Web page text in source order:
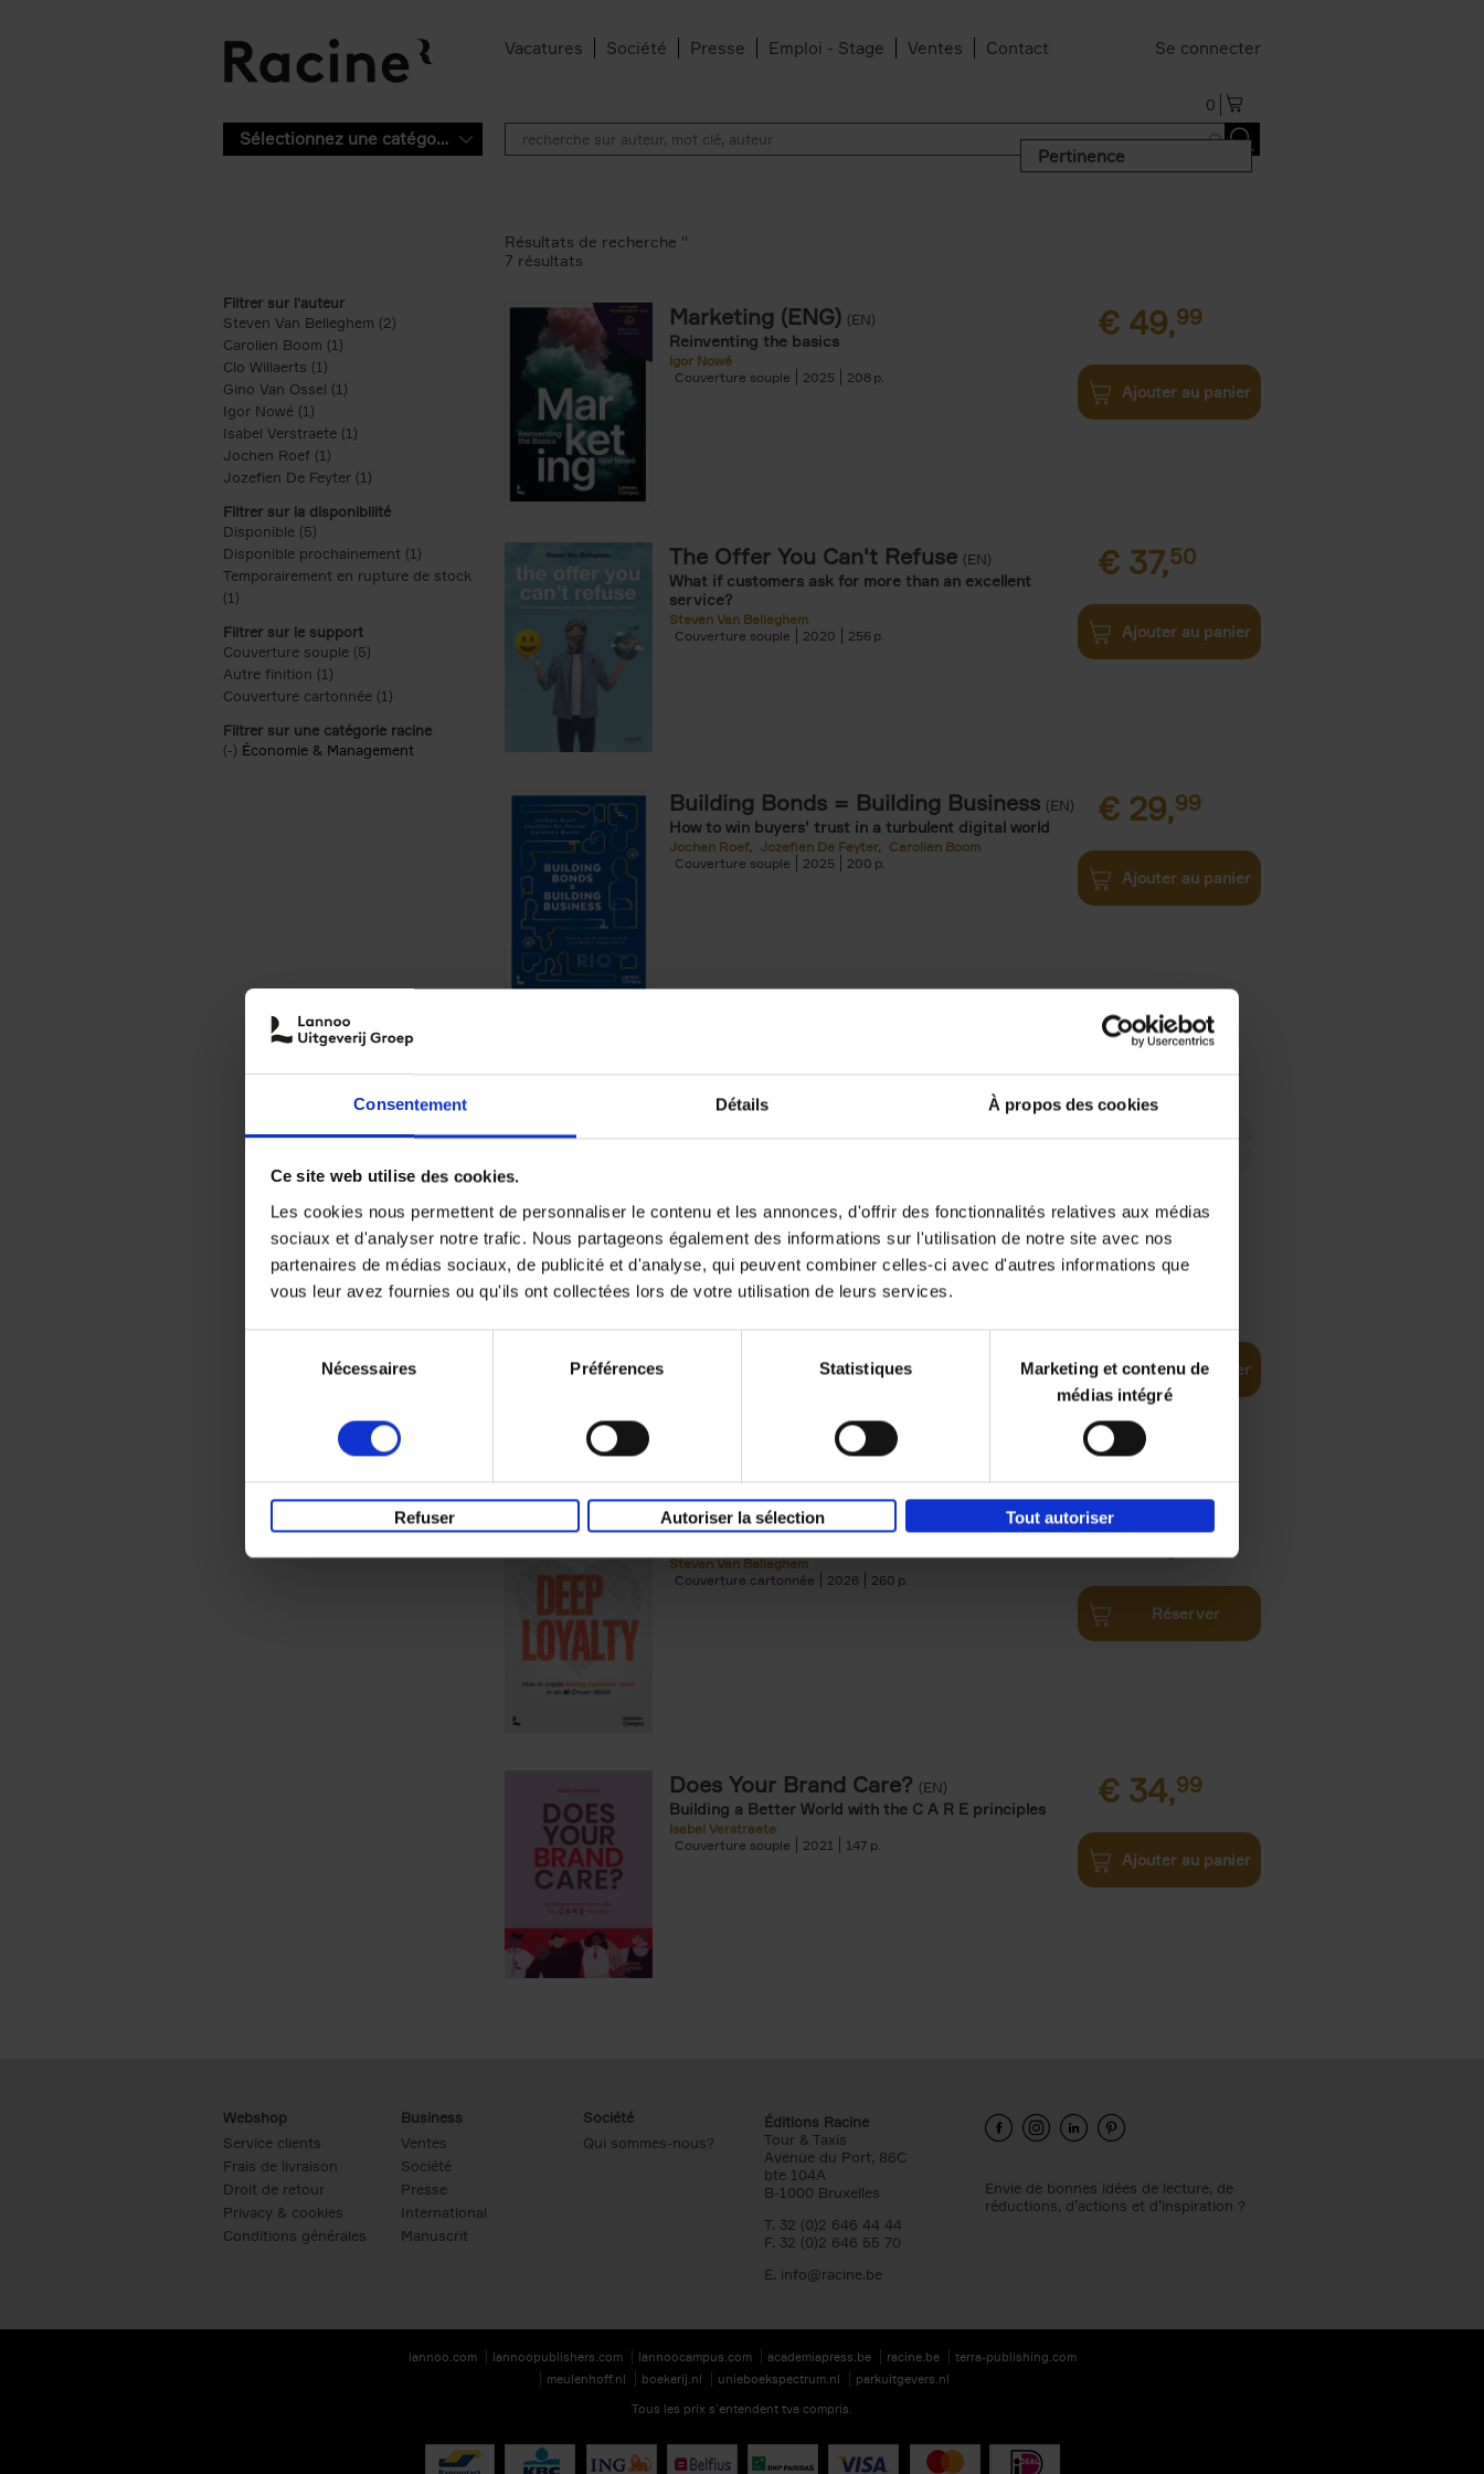
Consentement Détails À propos des cookies
Ce site web utilise des cookies.
Les cookies nous permettent de personnaliser le contenu et les annonces, d'offrir des fonctionnalités relatives aux médias
sociaux et d'analyser notre trafic. Nous partageons également des informations sur l'utilisation de notre site avec nos
partenaires de médias sociaux, de publicité et d'analyse, qui peuvent combiner celles-ci avec d'autres informations que
vous leur avez fournies ou qu'ils ont collectées lors de votre utilisation de leurs services.
Nécessaires Préférences Statistiques
Marketing et contenu de
médias intégré
Refuser Autoriser la sélection Tout autoriser
Vacatures Société Presse Emploi - Stage Ventes Contact Se connecter
0
Sélectionnez une catégorie
Pertinence
Filtrer sur l'auteur
Steven Van Belleghem (2) Apply Steven Van Belleghem filter
Carolien Boom (1)
Clo Willaerts (1)
Gino Van Ossel (1)
Igor Nowé (1)
Isabel Verstraete (1) Apply Isabel Verstraete filter
Jochen Roef (1)
Jozefien De Feyter (1) Apply Jozefien De Feyter filter
Filtrer sur la disponibilité
Disponible (5)
Disponible prochainement (1) Apply Disponible prochainement filter
Temporairement en rupture de stock
(1) Apply Temporairement en rupture de stock filter
Filtrer sur le support
Couverture souple (5) Apply Couverture souple filter
Autre finition (1)
Couverture cartonnée (1)
Filtrer sur une catégorie racine
(-) Remove Économie & Management filter
Économie & Management
Résultats de recherche ''
7 résultats
Marketing (ENG) (EN)
Reinventing the basics
Igor Nowé
Couverture souple
2025 208
€ 49,99
Ajouter au panier
The Offer You Can't Refuse (EN)
What if customers ask for more than an excellent
service?
Steven Van Belleghem
Couverture souple
2020 256
€ 37,50
Ajouter au panier
Building Bonds = Building Business (EN)
How to win buyers’ trust in a turbulent digital world
Jochen Roef Jozefien De Feyter
Carolien Boom
Couverture souple
2025 200
€ 29,99
Ajouter au panier
Hysteria (EN)
Develop and Implement a Winning Strategy as a
Gino Van Ossel
29,99
Digital marketing like a PRO -
completely revised edition (EN)
Ajouter au panier
Deep Loyalty (ENG)
Steven Van Belleghem
Couverture cartonnée
2026 260
€34,99
Réserver
Does Your Brand Care? (EN)
Building a Better World with the C A R E principles
Isabel Verstraete
Couverture souple
2021 147
€ 34,99
Ajouter au panier
Webshop
Service clients
Frais de livraison
Droit de retour
Privacy & cookies
Conditions générales
Business
Ventes
Société
Presse
International
Manuscrit
Société
Qui sommes-nous?
Éditions Racine
Tour & Taxis
Avenue du Port, 86C
bte 104A
B-1000 Bruxelles
T. 32 (0)2 646 44 44
F. 32 (0)2 646 55 70
E. info@racine.be
Envie de bonnes idées de lecture, de
réductions, d’actions et d’inspiration ?
lannoo.com lannoopublishers.com lannoocampus.com academiapress.be racine.be
terra-publishing.com
meulenhoff.nl
boekerij.nl unieboekspectrum.nl
parkuitgevers.nl
Tous les prix s’entendent tva compris.